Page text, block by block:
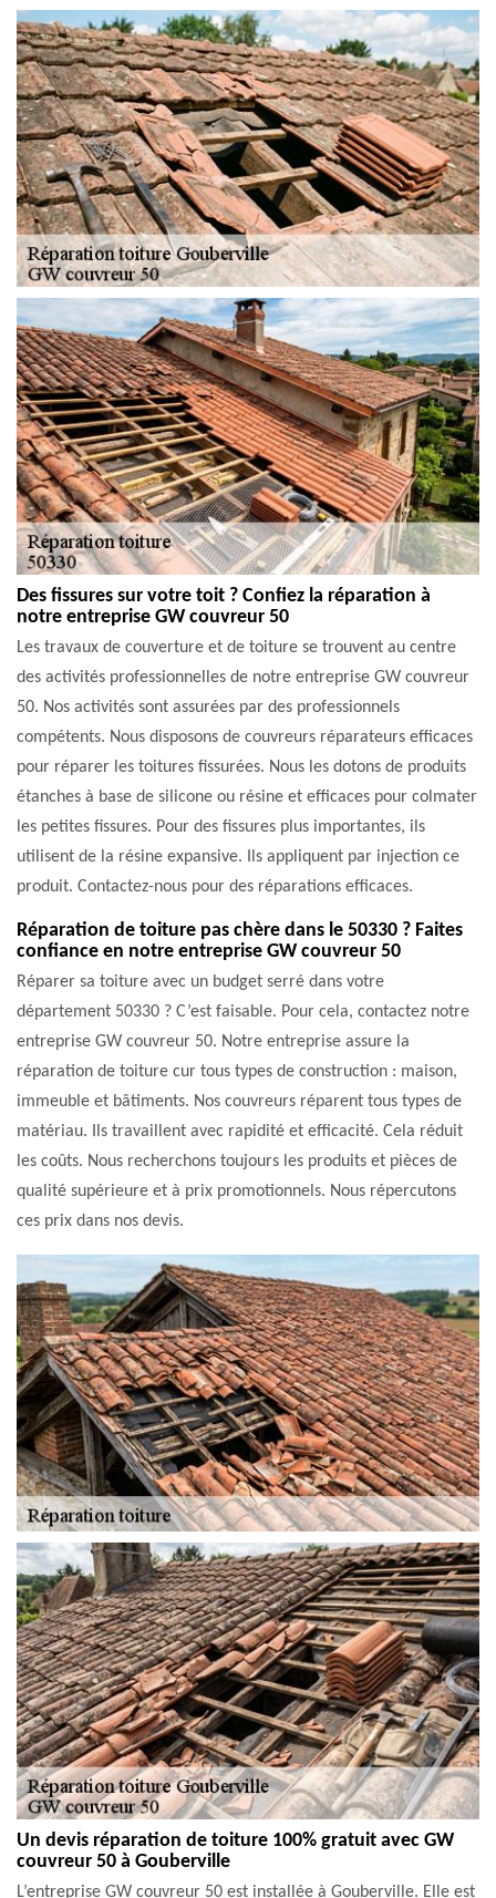
Des fissures sur votre toit ? Confiez la réparation à
notre entreprise GW couvreur 50
Les travaux de couverture et de toiture se trouvent au centre
des activités professionnelles de notre entreprise GW couvreur
50. Nos activités sont assurées par des professionnels
compétents. Nous disposons de couvreurs réparateurs efficaces
pour réparer les toitures fissurées. Nous les dotons de produits
étanches à base de silicone ou résine et efficaces pour colmater
les petites fissures. Pour des fissures plus importantes, ils
utilisent de la résine expansive. Ils appliquent par injection ce
produit. Contactez-nous pour des réparations efficaces.
Réparation de toiture pas chère dans le 50330 ? Faites
confiance en notre entreprise GW couvreur 50
Réparer sa toiture avec un budget serré dans votre
département 50330 ? C’est faisable. Pour cela, contactez notre
entreprise GW couvreur 50. Notre entreprise assure la
réparation de toiture cur tous types de construction : maison,
immeuble et bâtiments. Nos couvreurs réparent tous types de
matériau. Ils travaillent avec rapidité et efficacité. Cela réduit
les coûts. Nous recherchons toujours les produits et pièces de
qualité supérieure et à prix promotionnels. Nous répercutons
ces prix dans nos devis.
Un devis réparation de toiture 100% gratuit avec GW
couvreur 50 à Gouberville
L’entreprise GW couvreur 50 est installée à Gouberville. Elle est